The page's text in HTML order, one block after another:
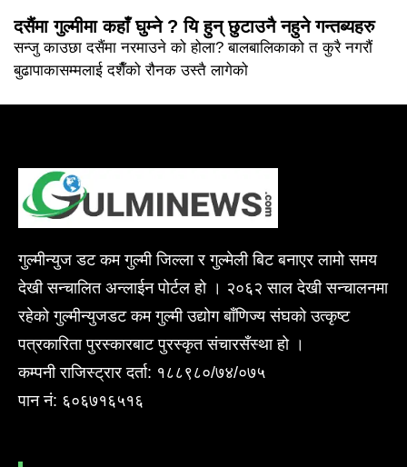
दसैंमा गुल्मीमा कहाँ घुम्ने ? यि हुन् छुटाउनै नहुने गन्तब्यहरु
सन्जु काउछा दसैंमा नरमाउने को होला? बालबालिकाको त कुरै नगरौं
बुढापाकासम्मलाई दशैँको रौनक उस्तै लागेको
गुल्मीन्युज डट कम गुल्मी जिल्ला र गुल्मेली बिट बनाएर लामो समय
देखी सन्चालित अन्लाईन पोर्टल हो । २०६२ साल देखी सन्चालनमा
रहेको गुल्मीन्युजडट कम गुल्मी उद्योग बाँणिज्य संघको उत्कृष्ट
पत्रकारिता पुरस्कारबाट पुरस्कृत संचारसँस्था हो ।
कम्पनी राजिस्ट्रार दर्ता: १८८९८०/७४/०७५
पान नं: ६०६७१६५१६